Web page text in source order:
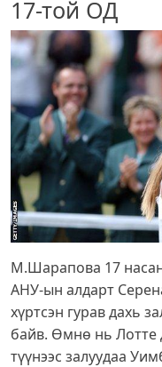
17-той ОД
М.Шарапова 17
АНУ-ын алдарт
хүртсэн гурав дахь
байв. Өмнө нь Лотте
түүнээс залуудаа